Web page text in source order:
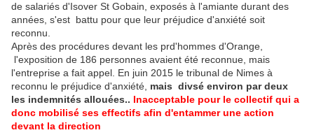
de salariés d'Isover St Gobain, exposés à l'amiante durant des
années, s'est battu pour que leur préjudice d'anxiété soit
reconnu.
Après des procédures devant les prd'hommes d'Orange,
l'exposition de 186 personnes avaient été reconnue, mais
l'entreprise a fait appel. En juin 2015 le tribunal de Nimes à
reconnu le préjudice d'anxiété, mais divsé environ par deux
les indemnités allouées.. Inacceptable pour le collectif qui a
donc mobilisé ses effectifs afin d'entammer une action
devant la direction